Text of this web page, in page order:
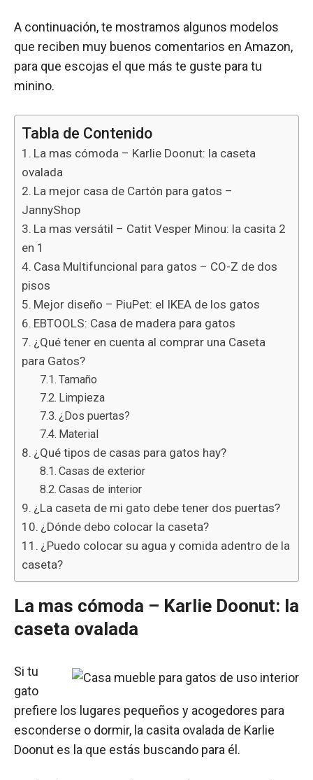
A continuación, te mostramos algunos modelos
que reciben muy buenos comentarios en Amazon,
para que escojas el que más te guste para tu
minino.
Tabla de Contenido
La mas cómoda – Karlie Doonut: la caseta
ovalada
La mejor casa de Cartón para gatos –
JannyShop
La mas versátil – Catit Vesper Minou: la casita 2
en 1
Casa Multifuncional para gatos – CO-Z de dos
pisos
Mejor diseño – PiuPet: el IKEA de los gatos
EBTOOLS: Casa de madera para gatos
¿Qué tener en cuenta al comprar una Caseta
para Gatos?
Tamaño
Limpieza
¿Dos puertas?
Material
¿Qué tipos de casas para gatos hay?
Casas de exterior
Casas de interior
¿La caseta de mi gato debe tener dos puertas?
¿Dónde debo colocar la caseta?
¿Puedo colocar su agua y comida adentro de la
caseta?
La mas cómoda – Karlie Doonut: la
caseta ovalada
Si tu
gato
prefiere los lugares pequeños y acogedores para
esconderse o dormir, la casita ovalada de Karlie
Doonut es la que estás buscando para él.